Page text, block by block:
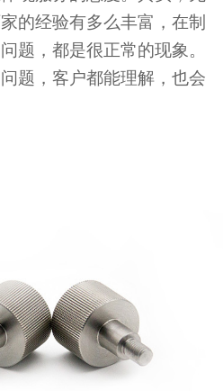
的经验有多么丰富，在制
题，都是很正常的现象。
题，客户都能理解，也会